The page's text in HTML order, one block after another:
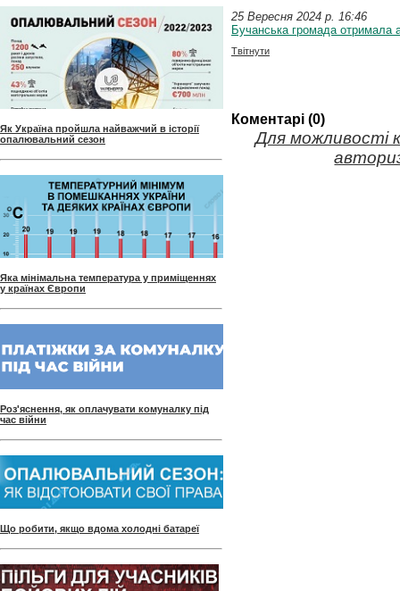
Як Україна пройшла найважчий в історії
опалювальний сезон
Яка мінімальна температура у приміщеннях
у країнах Європи
Роз'яснення, як оплачувати комуналку під
час війни
Що робити, якщо вдома холодні батареї
25 Вересня 2024 p. 16:46
Бучанська громада отримала
Твітнути
Коментарі (0)
Для можливості